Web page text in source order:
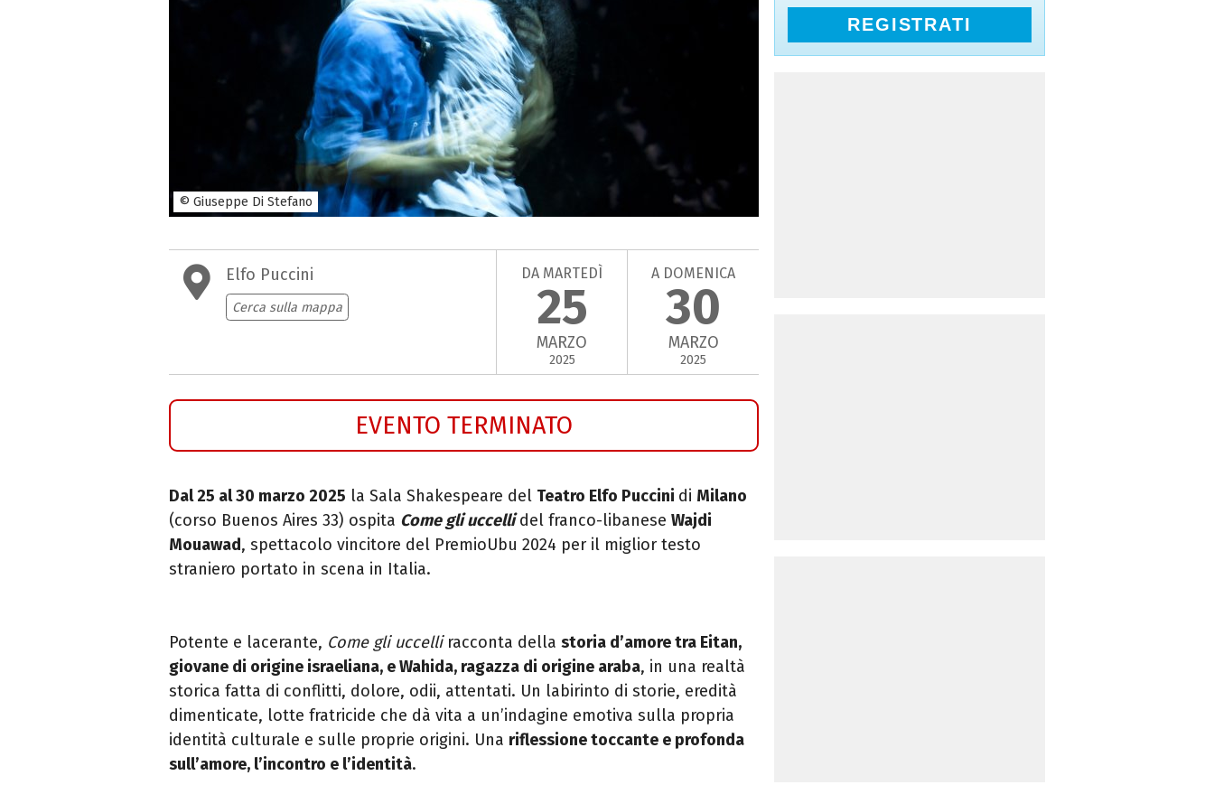
© Giuseppe Di Stefano
Elfo Puccini
Cerca sulla mappa
DA MARTEDÌ
25
MARZO
2025
A DOMENICA
30
MARZO
2025
EVENTO TERMINATO
Dal 25 al 30 marzo 2025 la Sala Shakespeare del Teatro Elfo Puccini di Milano
(corso Buenos Aires 33) ospita Come gli uccellidel franco-libanese Wajdi
Mouawad, spettacolo vincitore del PremioUbu 2024 per il miglior testo
straniero portato in scena in Italia.
Potente e lacerante, Come gli uccelliracconta della storia d’amore tra Eitan,
giovane di origine israeliana, e Wahida, ragazza di origine araba, in una realtà
storica fatta di conflitti, dolore, odii, attentati. Un labirinto di storie, eredità
dimenticate, lotte fratricide che dà vita a un’indagine emotiva sulla propria
identità culturale e sulle proprie origini. Una riflessione toccante e profonda
sull’amore, l’incontro e l’identità.
REGISTRATI